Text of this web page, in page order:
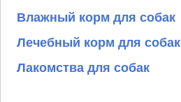
Влажный корм для собак
Лечебный корм для собак
Лакомства для собак